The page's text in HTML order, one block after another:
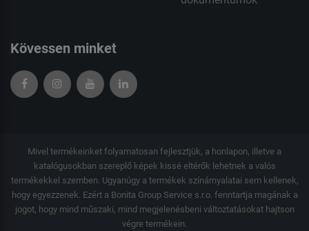
Kövessen minket
Mivel termékeinket folyamatosan fejlesztjük, a honlapon, illetve a
katalógusokban szereplő képek kissé eltérők lehetnek a valós
termékekkel szemben. Ugyanúgy a termékek színárnyalatai sem kellenek,
hogy egyezzenek. Ezért a Bonita Group Service s.r.o. fenntartja magának a
jogot, hogy mind műszaki, mind megjelenésbeni változtatásokat hajtson
végre termékein.